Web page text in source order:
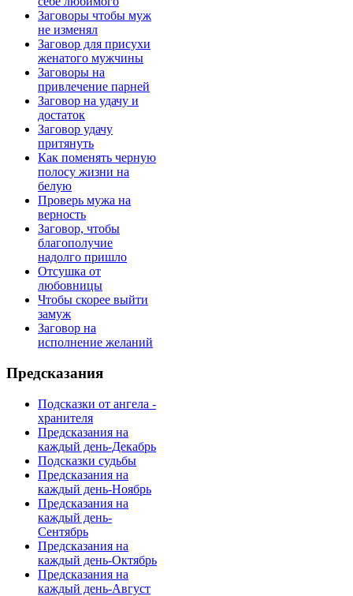
Заговоры чтобы муж
не изменял
Заговор для присухи
женатого мужчины
Заговоры на
привлечение парней
Заговор на удачу и
достаток
Заговор удачу
притянуть
Как поменять черную
полосу жизни на
белую
Проверь мужа на
верность
Заговор, чтобы
благополучие
надолго пришло
Отсушка от
любовницы
Чтобы скорее выйти
замуж
Заговор на
исполнение желаний
Предсказания
Подсказки от ангела -
хранителя
Предсказания на
каждый день-Декабрь
Подсказки судьбы
Предсказания на
каждый день-Ноябрь
Предсказания на
каждый день-
Сентябрь
Предсказания на
каждый день-Октябрь
Предсказания на
каждый день-Август